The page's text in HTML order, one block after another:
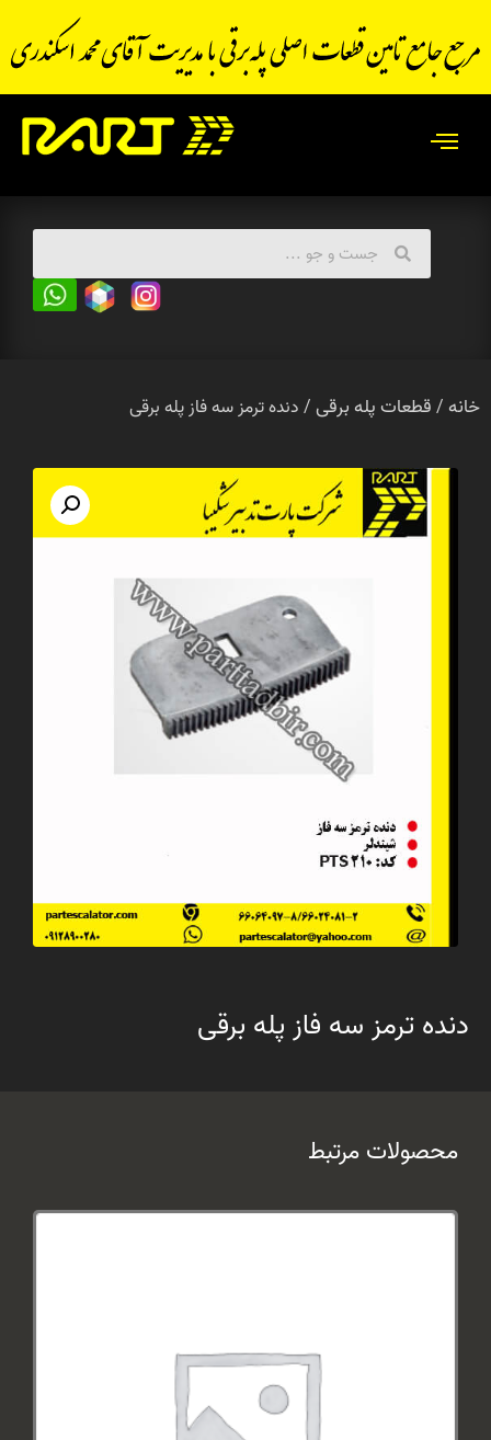
خانه /قطعات پله برقی/ دنده ترمز سه فاز پله برقی
دنده ترمز سه فاز پله برقی
محصولات مرتبط